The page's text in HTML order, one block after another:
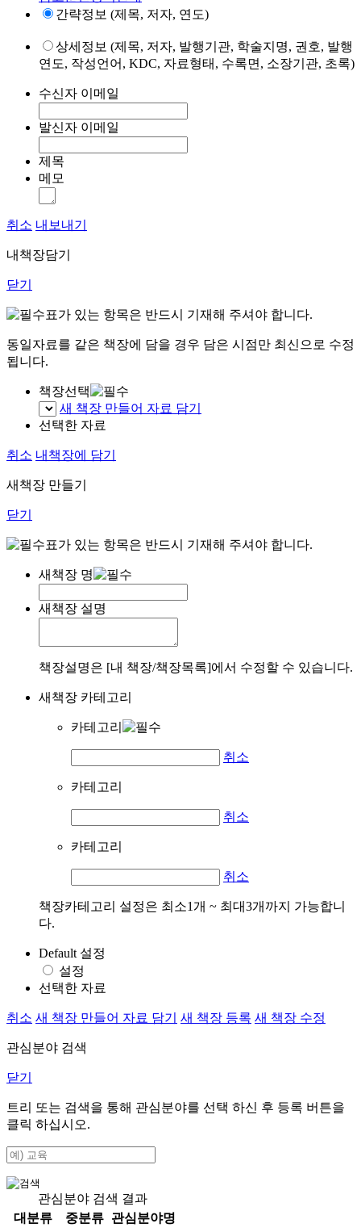
간략정보 (제목, 저자, 연도)
상세정보 (제목, 저자, 발행기관, 학술지명, 권호, 발행
연도, 작성언어, KDC, 자료형태, 수록면, 소장기관, 초록)
수신자 이메일
발신자 이메일
제목
메모
취소 내보내기
내책장담기
닫기
표가 있는 항목은 반드시 기재해 주셔야 합니다.
동일자료를 같은 책장에 담을 경우 담은 시점만 최신으로 수정
됩니다.
책장선택
새 책장 만들어 자료 담기
선택한 자료
취소 내책장에 담기
새책장 만들기
닫기
표가 있는 항목은 반드시 기재해 주셔야 합니다.
새책장 명
새책장 설명
책장설명은 [내 책장/책장목록]에서 수정할 수 있습니다.
새책장 카테고리
카테고리
취소
카테고리
취소
카테고리
취소
책장카테고리 설정은 최소1개 ~ 최대3개까지 가능합니
다.
Default 설정
설정
선택한 자료
취소 새 책장 만들어 자료 담기 새 책장 등록 새 책장 수정
관심분야 검색
닫기
트리 또는 검색을 통해 관심분야를 선택 하신 후 등록 버튼을
클릭 하십시오.
관심분야 검색 결과
대분류
중분류
관심분야명